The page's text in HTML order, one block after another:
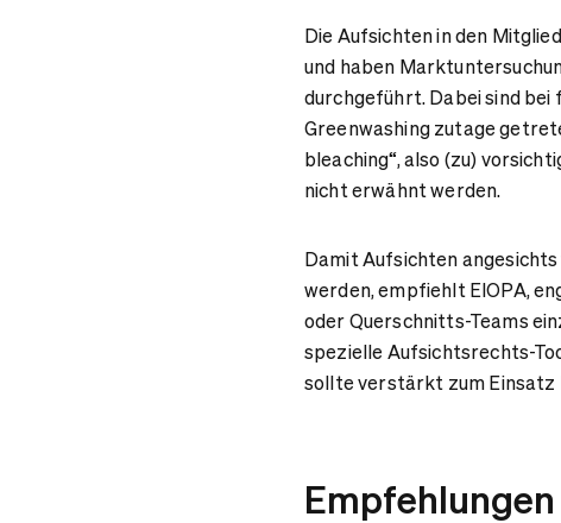
Die Aufsichten in den
und haben
durchgeführt. Dabei sind
Greenwashing zutage
bleaching“, also (zu)
nicht erwähnt werden.
Damit Aufsichten
werden, empfiehlt EIOPA,
oder Querschnitts-Teams
spezielle Aufsichtsrechts-
sollte verstärkt zum Einsatz